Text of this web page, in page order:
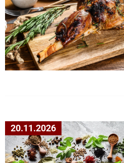
20.11.2026